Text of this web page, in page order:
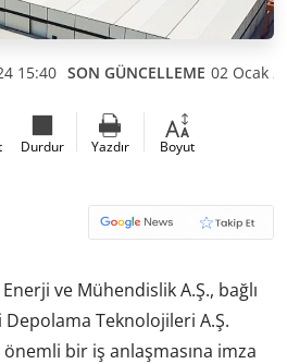
15:40 SON GÜNCELLEME 02 Ocak
Durdur Yazdır Boyut
ve Mühendislik A.Ş., bağlı
Depolama Teknolojileri A.Ş.
önemli bir iş anlaşmasına imza